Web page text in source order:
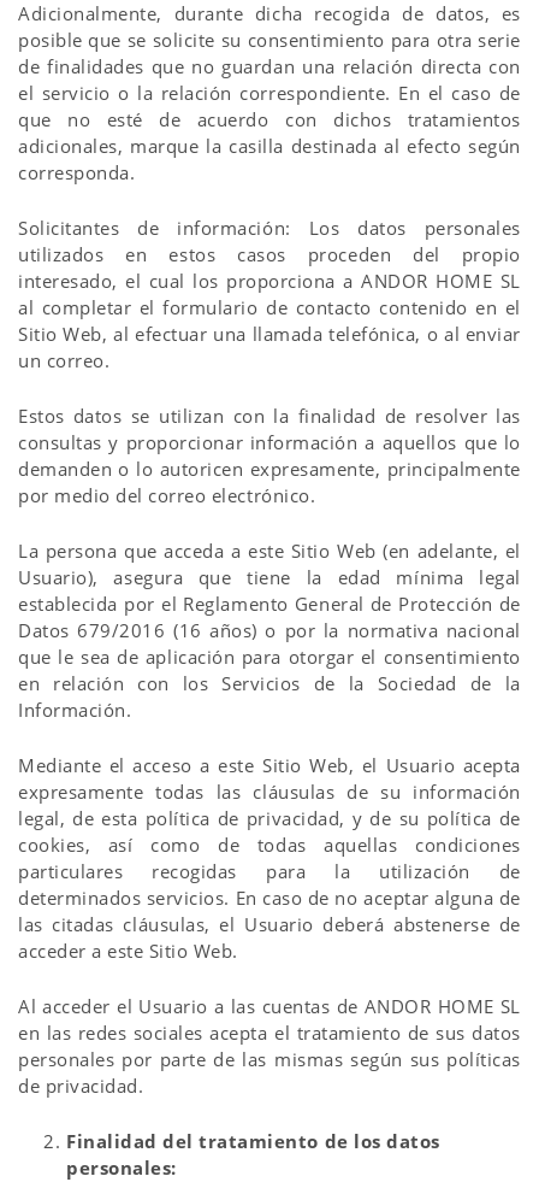
Adicionalmente, durante dicha recogida de datos, es
posible que se solicite su consentimiento para otra serie
de finalidades que no guardan una relación directa con
el servicio o la relación correspondiente. En el caso de
que no esté de acuerdo con dichos tratamientos
adicionales, marque la casilla destinada al efecto según
corresponda.
Solicitantes de información: Los datos personales
utilizados en estos casos proceden del propio
interesado, el cual los proporciona a ANDOR HOME SL
al completar el formulario de contacto contenido en el
Sitio Web, al efectuar una llamada telefónica, o al enviar
un correo.
Estos datos se utilizan con la finalidad de resolver las
consultas y proporcionar información a aquellos que lo
demanden o lo autoricen expresamente, principalmente
por medio del correo electrónico.
La persona que acceda a este Sitio Web (en adelante, el
Usuario), asegura que tiene la edad mínima legal
establecida por el Reglamento General de Protección de
Datos 679/2016 (16 años) o por la normativa nacional
que le sea de aplicación para otorgar el consentimiento
en relación con los Servicios de la Sociedad de la
Información.
Mediante el acceso a este Sitio Web, el Usuario acepta
expresamente todas las cláusulas de su información
legal, de esta política de privacidad, y de su política de
cookies, así como de todas aquellas condiciones
particulares recogidas para la utilización de
determinados servicios. En caso de no aceptar alguna de
las citadas cláusulas, el Usuario deberá abstenerse de
acceder a este Sitio Web.
Al acceder el Usuario a las cuentas de ANDOR HOME SL
en las redes sociales acepta el tratamiento de sus datos
personales por parte de las mismas según sus políticas
de privacidad.
Finalidad del tratamiento de los datos
personales: